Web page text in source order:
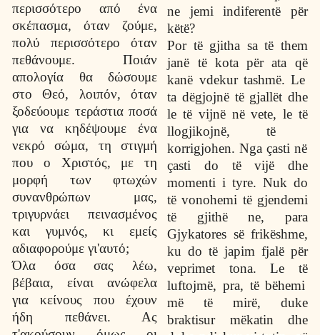
περισσότερο από ένα
σκέπασμα, όταν ζούμε,
πολύ περισσότερο όταν
πεθάνουμε. Ποιάν
απολογία θα δώσουμε
στο Θεό, λοιπόν, όταν
ξοδεύουμε τεράστια ποσά
για να κηδέψουμε ένα
νεκρό σώμα, τη στιγμή
που ο Χριστός, με τη
μορφή των φτωχών
συνανθρώπων μας,
τριγυρνάει πεινασμένος
και γυμνός, κι εμείς
αδιαφορούμε γι'αυτό;
Όλα όσα σας λέω,
βέβαια, είναι ανώφελα
για κείνους που έχουν
ήδη πεθάνει. Ας
ne jemi indiferentë për
këtë?
Por tëgjitha sa të them
janë tëkota për ata që
kanë vdekur tashmë. Le
ta dëgjojnëtëgjallët dhe
le tëvijnënëvete, le të
llogjikojnë, të
korrigjohen. Nga çasti në
çasti do tëvijë dhe
momenti i tyre. Nuk do
të vonohemi tëgjendemi
të gjithëne, para
Gjykatores sëfrikëshme,
ku do të japim fjalëpër
veprimet tona. Le të
luftojmë, pra, tëbëhemi
më të mirë, duke
braktisur mëkatin dhe